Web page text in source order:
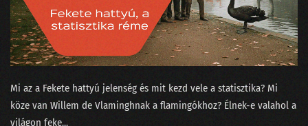
133 - A ChatGPT csak beszél, de akarni nem tud
132 - A podcasterek szoftverterméket tesztelnek
130 - Mihez kezdjünk a Nobel-díjasainkkal?
Mi az a ⁠Fekete hattyú jelenség⁠ és mit kezd vele a statisztika? Mi
köze van Willem de Vlamingh⁠⁠nak a flamingókhoz? Élnek-e valahol a
világon feke...